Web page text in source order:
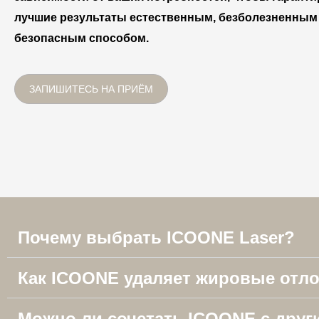
лучшие результаты естественным, безболезненным
безопасным способом.
ЗАПИШИТЕСЬ НА ПРИЁМ
Почему выбрать ICOONE Laser?
Как ICOONE удаляет жировые